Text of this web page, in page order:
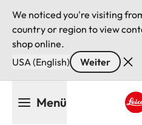
We noticed you're visiting
country or region to view
shop online.
USA (English)
Weiter
Menü